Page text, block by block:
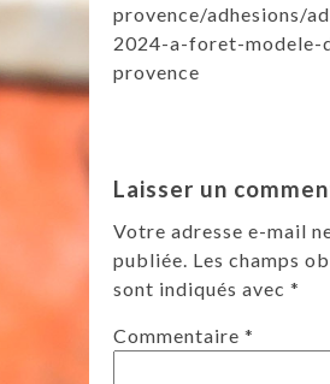
provence/adhesions/
2024-a-foret-modele-
provence
Laisser un
Votre adresse e-mail
publiée. Les champs
sont indiqués avec *
Commentaire *